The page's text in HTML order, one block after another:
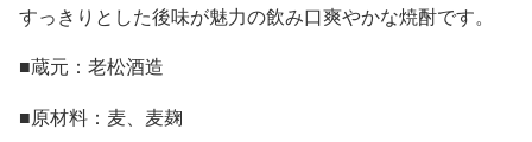
すっきりとした後味が魅力の飲み口爽やかな焼酎です。
■蔵元：老松酒造
■原材料：麦、麦麹